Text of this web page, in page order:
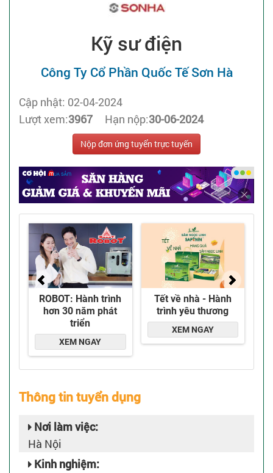
Kỹ sư điện
Công Ty Cổ Phần Quốc Tế Sơn Hà
Cập nhật: 02-04-2024
Lượt xem:3967 Hạn nộp:30-06-2024
Nộp đơn ứng tuyển trực tuyến
Thông tin tuyển dụng
Nơi làm việc:
Hà Nội
Kinh nghiệm: